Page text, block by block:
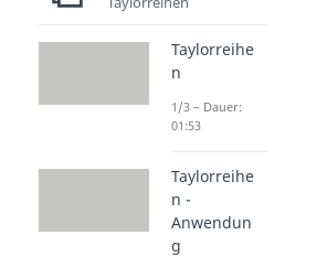
Taylorreihe
n
1/3 – Dauer:
01:53
Taylorreihe
n -
Anwendun
g